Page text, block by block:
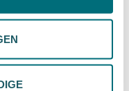
Wahl jederzeit
du in unserer